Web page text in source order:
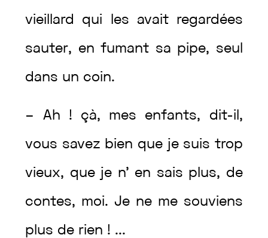
vieillard qui les avait regardées
sauter, enfumant sa pipe, seul
dans un coin.
– Ah ! çà, mes enfants, dit-il ,
vous savez bien que je suis trop
vieux, que je n’ en sais plus, de
contes, moi.Je ne me souviens
plus de rien ! ...